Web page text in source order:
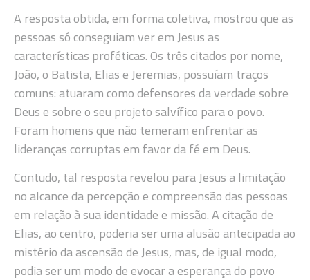
A resposta obtida, em forma coletiva, mostrou que as
pessoas só conseguiam ver em Jesus as
características proféticas. Os três citados por nome,
João, o Batista, Elias e Jeremias, possuíam traços
comuns: atuaram como defensores da verdade sobre
Deus e sobre o seu projeto salvífico para o povo.
Foram homens que não temeram enfrentar as
lideranças corruptas em favor da fé em Deus.
Contudo, tal resposta revelou para Jesus a limitação
no alcance da percepção e compreensão das pessoas
em relação à sua identidade e missão. A citação de
Elias, ao centro, poderia ser uma alusão antecipada ao
mistério da ascensão de Jesus, mas, de igual modo,
podia ser um modo de evocar a esperança do povo